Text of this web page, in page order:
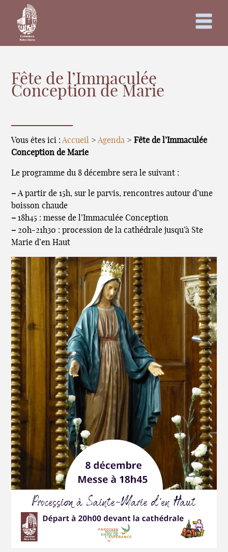
Fête de l’Immaculée
Conception de Marie
Vous êtes ici :Accueil >Agenda >Fête de l’Immaculée
Conception de Marie
Le programme du 8 décembre sera le suivant :
– A partir de 15h, sur le parvis, rencontres autour d’une
boisson chaude
– 18h45 : messe de l’Immaculée Conception
– 20h-21h30 : procession de la cathédrale jusqu’à Ste
Marie d’en Haut